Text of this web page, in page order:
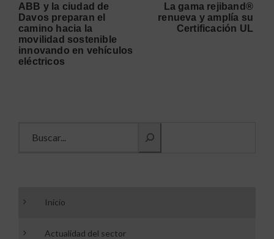
ABB y la ciudad de
Davos preparan el
camino hacia la
movilidad sostenible
innovando en vehículos
eléctricos
La gama rejiband®
renueva y amplía su
Certificación UL
Inicio
Actualidad del sector